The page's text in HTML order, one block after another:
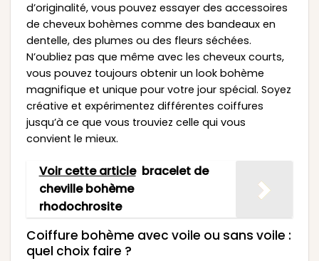
d’originalité, vous pouvez essayer des accessoires
de cheveux bohèmes comme des bandeaux en
dentelle, des plumes ou des fleurs séchées.
N’oubliez pas que même avec les cheveux courts,
vous pouvez toujours obtenir un look bohème
magnifique et unique pour votre jour spécial. Soyez
créative et expérimentez différentes coiffures
jusqu’à ce que vous trouviez celle qui vous
convient le mieux.
Voir cette article bracelet de
cheville bohème
rhodochrosite
Coiffure bohème avec voile ou sans voile :
quel choix faire ?